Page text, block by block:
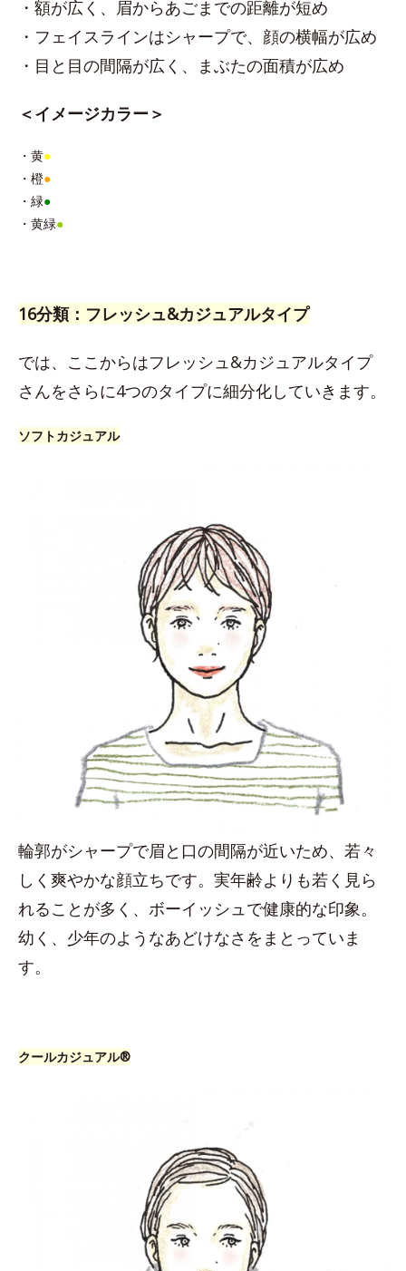
・額が広く、眉からあごまでの距離が短め
・フェイスラインはシャープで、顔の横幅が広め
・目と目の間隔が広く、まぶたの面積が広め
＜イメージカラー＞
・黄●
・橙●
・緑●
・黄緑●
16分類：フレッシュ&カジュアルタイプ
では、ここからはフレッシュ&カジュアルタイプ
さんをさらに4つのタイプに細分化していきます。
ソフトカジュアル
輪郭がシャープで眉と口の間隔が近いため、若々
しく爽やかな顔立ちです。実年齢よりも若く見ら
れることが多く、ボーイッシュで健康的な印象。
幼く、少年のようなあどけなさをまとっていま
す。
クールカジュアル®